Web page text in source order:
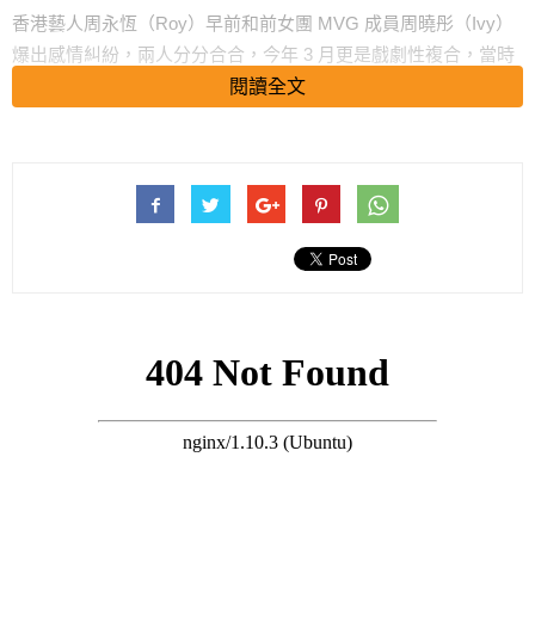
香港藝人周永恆（Roy）早前和前女團 MVG 成員周曉彤（Ivy）
爆出感情糾紛，兩人分分合合，今年 3 月更是戲劇性複合，當時
Ivy 直言已經和 Roy 複合兩周。
昨晚播出的 ViuTV 節目《晚吹 怨女俱樂部》中，Ivy 作為嘉賓接
閱讀全文